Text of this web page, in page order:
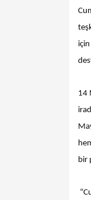
14
bir